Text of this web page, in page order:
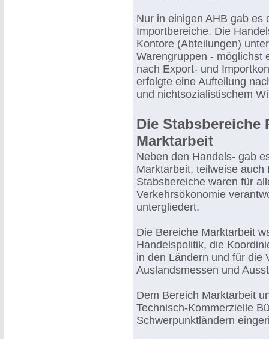
Nur in einigen AHB gab es
Importbereiche. Die
Kontore (Abteilungen)
Warengruppen - möglichst
nach Export- und
erfolgte eine Aufteilung
und nichtsozialistischem
Die Stabsbereiche
Marktarbeit
Neben den Handels- gab
Marktarbeit, teilweise
Stabsbereiche waren für
Verkehrsökonomie
untergliedert.
Die Bereiche Marktarbeit
Handelspolitik, die
in den Ländern und für die
Auslandsmessen und
Dem Bereich Marktarbeit
Technisch-Kommerzielle
Schwerpunktländern